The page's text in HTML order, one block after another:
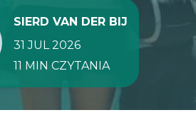
SIERD VAN DER BIJ
31 JUL 2026
11 MIN CZYTANIA